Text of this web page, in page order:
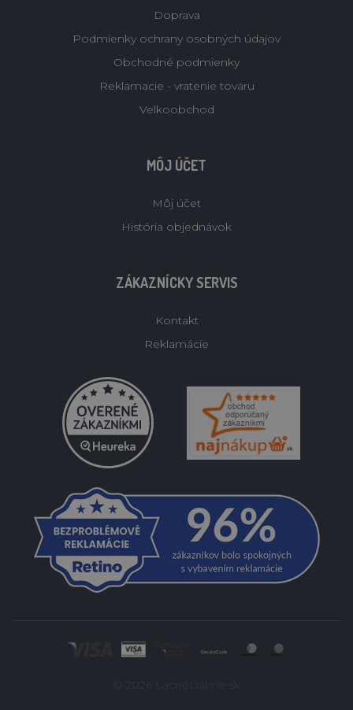
Doprava
Podmienky ochrany osobných údajov
Obchodné podmienky
Reklamacie - vratenie tovaru
Velkoobchod
MÔJ ÚČET
Môj účet
História objednávok
ZÁKAZNÍCKY SERVIS
Kontakt
Reklamácie